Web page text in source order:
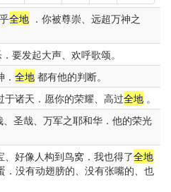
全地 ．你被尊崇、远超万神之
要发起大声、欢呼歌颂。
全地 都有他的判断。
诸天．愿你的荣耀、高过全地 。
圣哉、万军之耶和华．他的荣光
好像人构到鸟窝．我也得了全地
．没有动翅膀的、没有张嘴的、也